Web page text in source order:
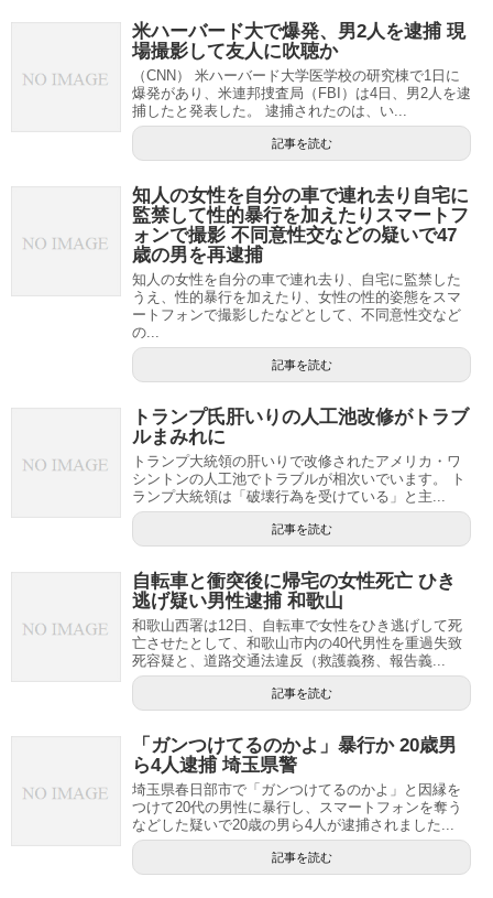
米ハーバード大で爆発、男2人を逮捕 現
場撮影して友人に吹聴か
（CNN） 米ハーバード大学医学校の研究棟で1日に
爆発があり、米連邦捜査局（FBI）は4日、男2人を逮
捕したと発表した。 逮捕されたのは、い...
記事を読む
知人の女性を自分の車で連れ去り自宅に
監禁して性的暴行を加えたりスマートフ
ォンで撮影 不同意性交などの疑いで47
歳の男を再逮捕
知人の女性を自分の車で連れ去り、自宅に監禁した
うえ、性的暴行を加えたり、女性の性的姿態をスマ
ートフォンで撮影したなどとして、不同意性交など
の...
記事を読む
トランプ氏肝いりの人工池改修がトラブ
ルまみれに
トランプ大統領の肝いりで改修されたアメリカ・ワ
シントンの人工池でトラブルが相次いでいます。 ト
ランプ大統領は「破壊行為を受けている」と主...
記事を読む
自転車と衝突後に帰宅の女性死亡 ひき
逃げ疑い男性逮捕 和歌山
和歌山西署は12日、自転車で女性をひき逃げして死
亡させたとして、和歌山市内の40代男性を重過失致
死容疑と、道路交通法違反（救護義務、報告義...
記事を読む
「ガンつけてるのかよ」暴行か 20歳男
ら4人逮捕 埼玉県警
埼玉県春日部市で「ガンつけてるのかよ」と因縁を
つけて20代の男性に暴行し、スマートフォンを奪う
などした疑いで20歳の男ら4人が逮捕されました...
記事を読む